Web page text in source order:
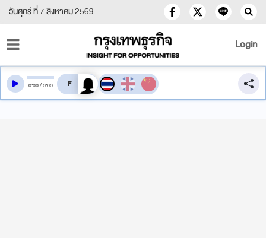
วันศุกร์ ที่ 7 สิงหาคม 2569
Login
0:00/0:00 สลับเสียงอ่าน